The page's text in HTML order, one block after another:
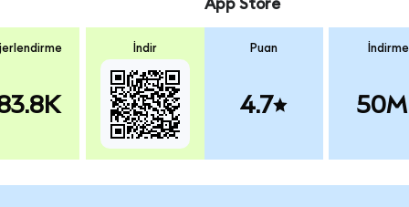
İndir
App Store
Puan
4.7
İndirme